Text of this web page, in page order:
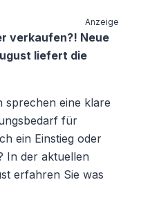
Anzeige
verkaufen?! Neue
liefert die
sprechen eine klare
für
ein Einstieg oder
In der aktuellen
erfahren Sie was